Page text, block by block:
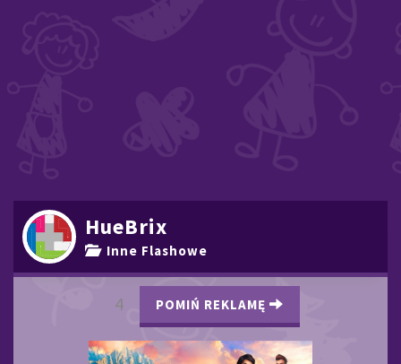
HueBrix
Inne Flashowe
3 POMIŃ REKLAMĘ